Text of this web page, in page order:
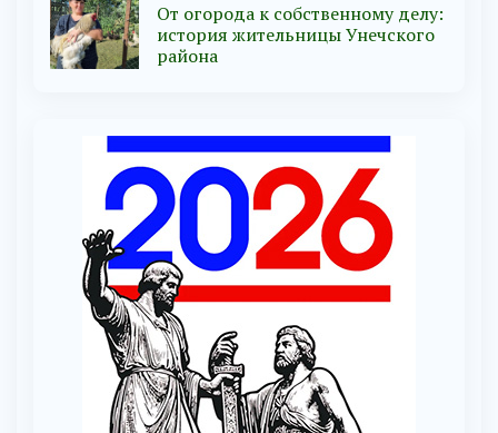
От огорода к собственному делу:
история жительницы Унечского
района